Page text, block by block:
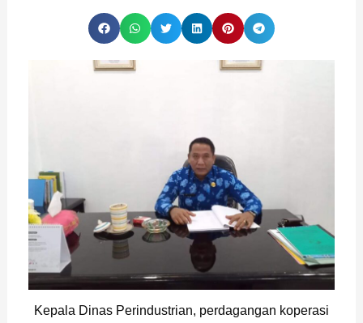
Kepala Dinas Perindustrian, perdagangan koperasi